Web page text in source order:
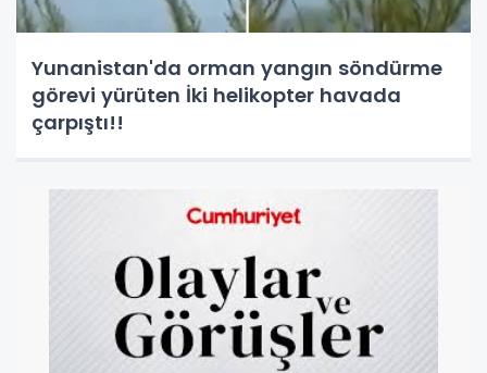
Yunanistan'da orman yangın söndürme
görevi yürüten İki helikopter havada
çarpıştı!!